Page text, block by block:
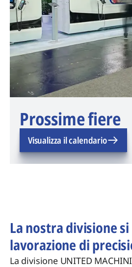
Prossime fiere
Visualizza il calendario
La nostra divisione
lavorazione di
La divisione UNITED